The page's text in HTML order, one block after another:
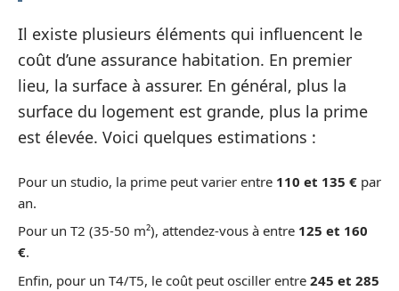
Il existe plusieurs éléments qui influencent le
coût d’une assurance habitation. En premier
lieu, la surface à assurer. En général, plus la
surface du logement est grande, plus la prime
est élevée. Voici quelques estimations :
Pour un studio, la prime peut varier entre 110 et 135 € par
an.
Pour un T2 (35-50 m²), attendez-vous à entre 125 et 160
€.
Enfin, pour un T4/T5, le coût peut osciller entre 245 et 285